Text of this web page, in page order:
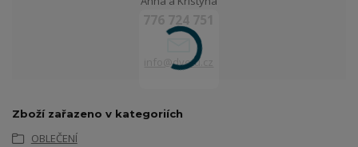
info@dvetu.cz
Zboží zařazeno v kategoriích
OBLEČENÍ